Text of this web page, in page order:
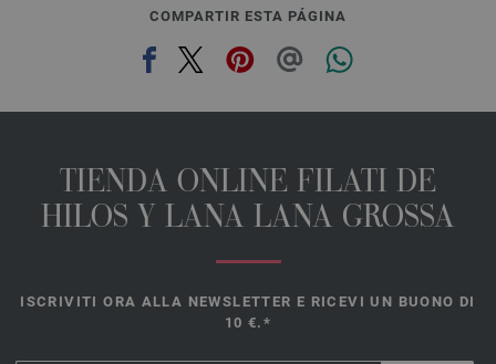
COMPARTIR ESTA PÁGINA
TIENDA ONLINE FILATI DE
HILOS Y LANA LANA GROSSA
ISCRIVITI ORA ALLA NEWSLETTER E RICEVI UN BUONO DI
10 €.*